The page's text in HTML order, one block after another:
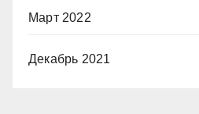
Март 2022
Декабрь 2021